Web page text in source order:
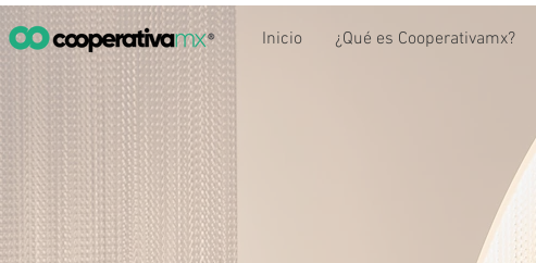
Inicio ¿Qué es Cooperativamx?